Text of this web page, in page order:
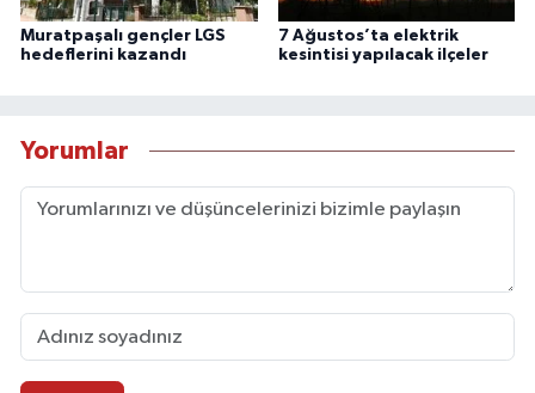
Muratpaşalı gençler LGS
hedeflerini kazandı
7 Ağustos’ta elektrik
kesintisi yapılacak ilçeler
Yorumlar